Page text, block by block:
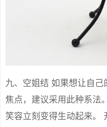
九、空姐结 如果想让自
焦点，建议采用此种系法
笑容立刻变得生动起来。